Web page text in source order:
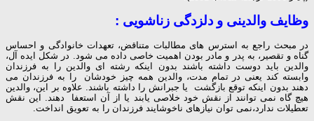
وظایف والدینی و دلزدگی زناشویی :
در مبحث راجع به استرس های مطالبات متناقض، تعهدات خانوادگی و احساس
گناه و تقصیر، به پدر و مادر بودن اهمیت خاصی داده می شود. در شکل ایده آل،
والدین باید دوست داشته باشند بدون اینکه رشته ای والدین را به فرزندان
وابسته کند یعنی در تمام مدت، والدین همه چیز خودشان را به فرزندان می
دهند بدون اینکه توقع بازگشت یا جبرانش را داشته باشند. علاوه بر این، والدین
هیچ گاه نمی توانند از نقش خود خلاصی یابند یا از آن استعفا دهند. این نقش
تعطیلات ندارد،نمی توان نیازهای ناخوشایند فرزندان را به تعویق انداخت.